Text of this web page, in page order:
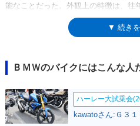
能なことだった。外観上の特徴は、往
アップマウントされたサイレンサーで
ィとは異なり、前輪サイズは19インチ
ターを標準装備していた。2021年モ
し、レインとロードのランディングモ
ートを装備するなどの変更を受けた。
出荷された車両には、ETC車載器が標
▼ 続き
ＢＭＷのバイクにはこんな人
ハーレー大試乗会
kawatoさん:Ｇ３